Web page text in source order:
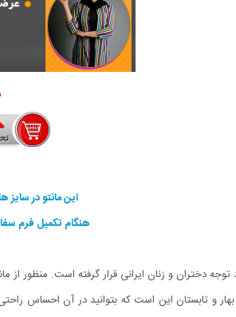
این مانتو در سایز های 44 - 42 - 40 - 38
هنگام تکمیل فرم
دختران و زنان ایرانی قرار گرفته است. منظور
و تابستان این است که بتوانید در آن احساس